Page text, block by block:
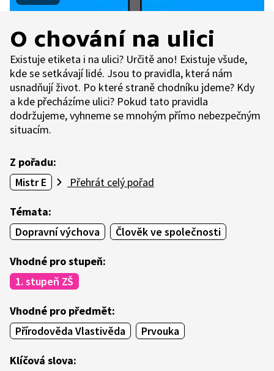
O chování na ulici
Existuje etiketa i na ulici? Určitě ano! Existuje všude,
kde se setkávají lidé. Jsou to pravidla, která nám
usnadňují život. Po které straně chodníku jdeme? Kdy
a kde přecházíme ulici? Pokud tato pravidla
dodržujeme, vyhneme se mnohým přímo nebezpečným
situacím.
Z pořadu:
Mistr E
Přehrát celý pořad
Témata:
Dopravní výchova
Člověk ve společnosti
Vhodné pro stupeň:
1. stupeň ZŠ
Vhodné pro předmět:
Přírodověda Vlastivěda
Prvouka
Klíčová slova: